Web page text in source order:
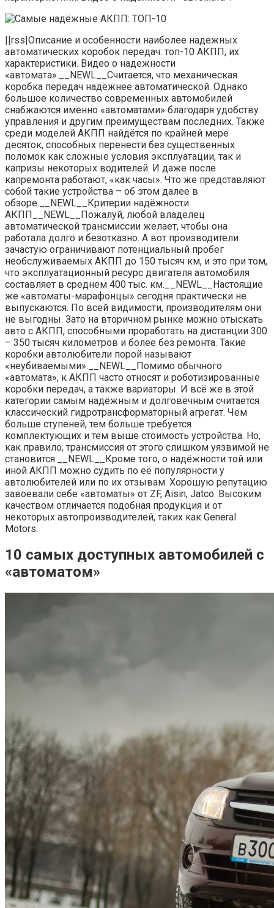
||rss|Описание и особенности наиболее надежных
автоматических коробок передач: топ-10 АКПП, их
характеристики. Видео о надежности
«автомата».__NEWL__Считается, что механическая
коробка передач надёжнее автоматической. Однако
большое количество современных автомобилей
снабжаются именно «автоматами» благодаря удобству
управления и другим преимуществам последних. Также
среди моделей АКПП найдётся по крайней мере
десяток, способных перенести без существенных
поломок как сложные условия эксплуатации, так и
капризы некоторых водителей. И даже после
капремонта работают, «как часы». Что же представляют
собой такие устройства – об этом далее в
обзоре.__NEWL__Критерии надёжности
АКПП__NEWL__Пожалуй, любой владелец
автоматической трансмиссии желает, чтобы она
работала долго и безотказно. А вот производители
зачастую ограничивают потенциальный пробег
необслуживаемых АКПП до 150 тысяч км, и это при том,
что эксплуатационный ресурс двигателя автомобиля
составляет в среднем 400 тыс. км.__NEWL__Настоящие
же «автоматы-марафонцы» сегодня практически не
выпускаются. По всей видимости, производителям они
не выгодны. Зато на вторичном рынке можно отыскать
авто с АКПП, способными проработать на дистанции 300
– 350 тысяч километров и более без ремонта. Такие
коробки автолюбители порой называют
«неубиваемыми».__NEWL__Помимо обычного
«автомата», к АКПП часто относят и роботизированные
коробки передач, а также вариаторы. И всё же в этой
категории самым надёжным и долговечным считается
классический гидротрансформаторный агрегат. Чем
больше ступеней, тем больше требуется
комплектующих и тем выше стоимость устройства. Но,
как правило, трансмиссия от этого слишком уязвимой не
становится.__NEWL__Кроме того, о надёжности той или
иной АКПП можно судить по её популярности у
автолюбителей или по их отзывам. Хорошую репутацию
завоевали себе «автоматы» от ZF, Aisin, Jatco. Высоким
качеством отличается подобная продукция и от
некоторых автопроизводителей, таких как General
Motors.
10 самых доступных автомобилей с
«автоматом»